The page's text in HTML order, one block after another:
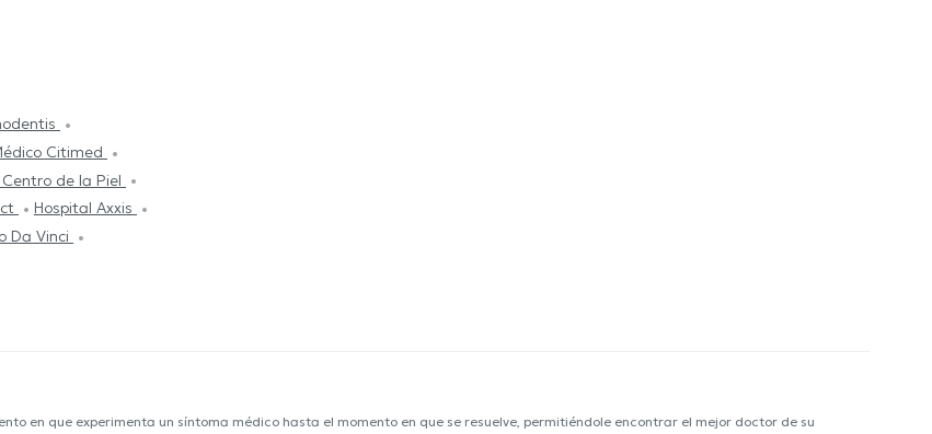
Citimed
Centro de la Piel
Hospital Axxis
Da Vinci
en que experimenta un síntoma médico hasta el momento en que se resuelve, permitiéndole encontrar el mejor doctor de su